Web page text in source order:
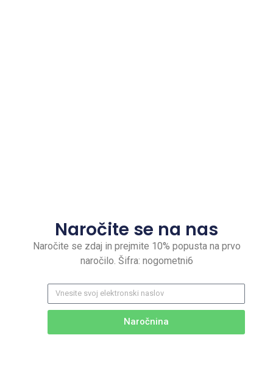
Naročite se na nas
Naročite se zdaj in prejmite 10% popusta na prvo
naročilo. Šifra: nogometni6
Naročnina